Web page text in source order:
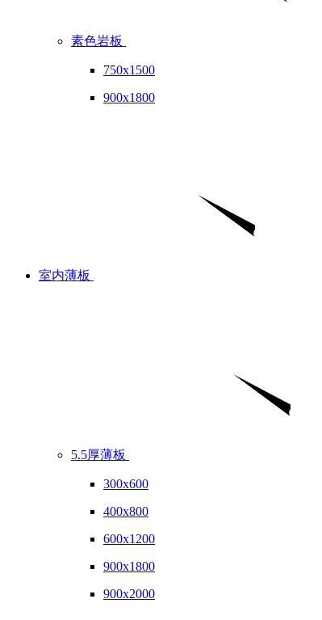
素色岩板
750x1500
900x1800
室内薄板
5.5厚薄板
300x600
400x800
600x1200
900x1800
900x2000